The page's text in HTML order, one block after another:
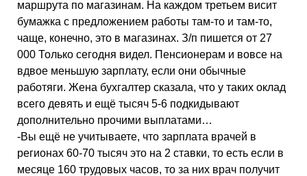
маршрута по магазинам. На каждом третьем висит
бумажка с предложением работы там-то и там-то,
чаще, конечно, это в магазинах. З/п пишется от 27
000 Только сегодня видел. Пенсионерам и вовсе на
вдвое меньшую зарплату, если они обычные
работяги. Жена бухгалтер сказала, что у таких оклад
всего девять и ещё тысяч 5-6 подкидывают
дополнительно прочими выплатами…
-Вы ещё не учитываете, что зарплата врачей в
регионах 60-70 тысяч это на 2 ставки, то есть если в
месяце 160 трудовых часов, то за них врач получит